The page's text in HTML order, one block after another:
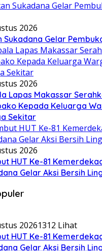
2026
Sukadana Gelar
2026
Lapas Makassar
Kepada Keluarga
Sekitar
2026
HUT Ke-81
Gelar Aksi Bersih
20261312 Lihat
HUT Ke-81
Gelar Aksi Bersih